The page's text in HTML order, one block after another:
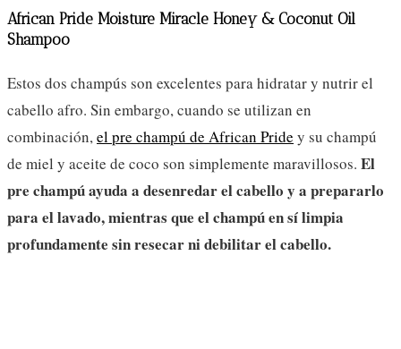
African Pride Moisture Miracle Honey & Coconut Oil
Shampoo
Estos dos champús son excelentes para hidratar y nutrir el
cabello afro. Sin embargo, cuando se utilizan en
combinación,el pre champú de African Pride y su champú
de miel y aceite de coco son simplemente maravillosos. El
pre champú ayuda a desenredar el cabello y a prepararlo
para el lavado, mientras que el champú en sí limpia
profundamente sin resecar ni debilitar el cabello.